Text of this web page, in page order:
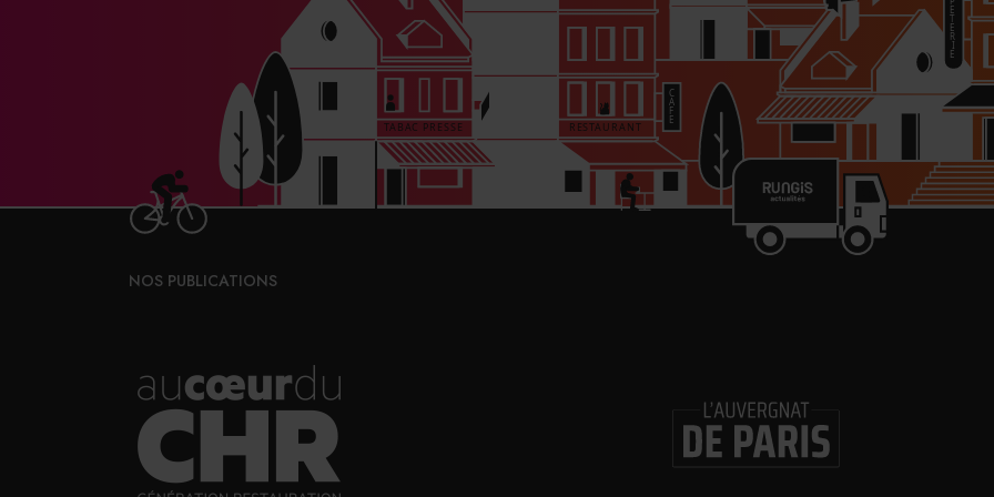
Eric Ling, le « chinois-aveyronais ». Eric Ling, 45 ans, est né et a grandi en Île-de-France. Ses
grands-parents originaires de Wenzhou étaient arrivés à Paris dans les années 1960, et ses
parents les avaient rejoints dans les années 1970 pour exercer une activité de commerçants
presse : il est bien isolé entre deux salles. Le va-et-vient au guichet ne perturbe pas les clients
attablés et le comptoir fait office de frontière entre les deux univers. Eric ne cache pas qu’à ses
yeux l’activité de buraliste demeure « son coeur de métier ». Il estime que la présence d’un
bureau de tabac est tout à fait compatible avec un bistrot à vins traditionnel : « Il faut savoir
s’adapter aux deux clientèles, alterner des attitudes sérieuses et moins sérieuses. »
NOS PUBLICATIONS